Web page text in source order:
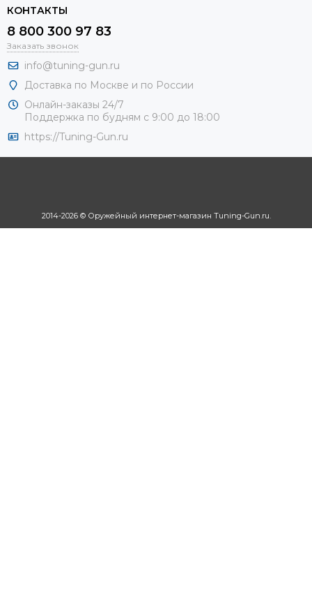
КОНТАКТЫ
8 800 300 97 83
Заказать звонок
info@tuning-gun.ru
Доставка по Москве и по России
Онлайн-заказы 24/7
Поддержка по будням с 9:00 до 18:00
https://Tuning-Gun.ru
2014-2026 © Оружейный интернет-магазин Tuning-Gun.ru.